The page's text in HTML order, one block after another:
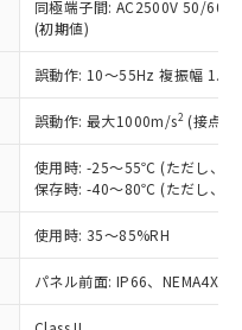
同極端子間: AC2500V 50/
(初期値)
誤動作: 10～55Hz 複振幅
誤動作: 最大1000m/s2 (接点
使用時: -25～55℃ (ただし、氷
保存時: -40～80℃ (ただし、氷
使用時: 35～85%RH
パネル前面: IP66、NEMA4X,
い。
格照会結果は、
点での社内デー
るものであり、閲
際の在庫および標
び標準価格はお客
はお客様担当のオ
店・当社販売員に
売店や当社販売拠
ーク
」をご確認
ります。
1000ppm以下、 カド
、ポリ臭化ビフェニル
ジフェニルエーテル類
ビス(2-エチルヘキシ
以下、フタル酸ブチ
、フタル酸ジブチル
酸ジイソブチル
よび制御機器に対する
いては閾値を超える意
います。
販売部門へお問
T26572)：
、 Cd(カドミウ
PBBs(ポリ臭化ビフェ
臭化ジフェニルエーテ
シル)) : 1000ppm
製品のうち、外国
に定める商品
という）を輸出
する場合は、日本
たは役務取引許
必要な手続きを
棄する場合は、完
講じます。
核兵器、ミサイ
兵器またはその他
製造装置等に一切
庫あり
ないが在庫あり
在庫状況につ
のお取引先、ま